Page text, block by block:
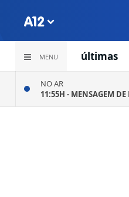
MENU últimas
NO AR
11:55H - MENSAGEM DE